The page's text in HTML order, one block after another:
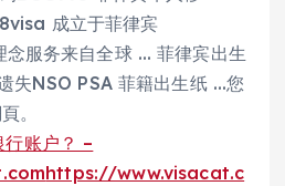
成立于菲律宾
服务来自全球 … 菲律宾出生
失NSO PSA 菲籍出生纸 …您
。
行账户？ –
https://www.visacat.c